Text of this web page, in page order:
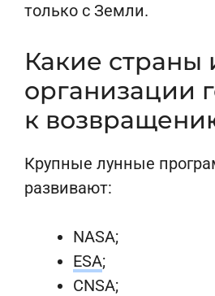
только с Земли.
Какие страны
организации
к
Крупные лунные
развивают:
NASA;
ESA;
CNSA;